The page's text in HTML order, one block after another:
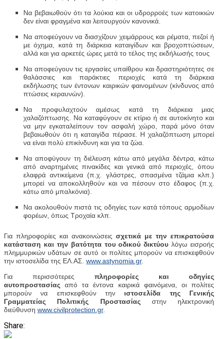
Να βεβαιωθούν ότι τα λούκια και οι υδρορροές των κατοικιών
δεν είναι φραγμένα και λειτουργούν κανονικά.
Να αποφεύγουν να διασχίζουν χειμάρρους και ρέματα, πεζοί ή
με όχημα, κατά τη διάρκεια καταιγίδων και βροχοπτώσεων,
αλλά και για αρκετές ώρες μετά το τέλος της εκδήλωσής τους
Να αποφεύγουν τις εργασίες υπαίθρου και δραστηριότητες σε
θαλάσσιες και παράκτιες περιοχές κατά τη διάρκεια
εκδήλωσης των έντονων καιρικών φαινομένων (κίνδυνος από
πτώσεις κεραυνών).
Να προφυλαχτούν αμέσως κατά τη διάρκεια μιας
χαλαζόπτωσης. Να καταφύγουν σε κτίριο ή σε αυτοκίνητο και
να μην εγκαταλείπουν τον ασφαλή χώρο, παρά μόνο όταν
βεβαιωθούν ότι η καταιγίδα πέρασε. Η χαλαζόπτωση μπορεί
να είναι πολύ επικίνδυνη και για τα ζώα.
Να αποφύγουν τη διέλευση κάτω από μεγάλα δέντρα, κάτω
από αναρτημένες πινακίδες και γενικά από περιοχές, όπου
ελαφρά αντικείμενα (π.χ. γλάστρες, σπασμένα τζάμια κλπ.)
μπορεί να αποκολληθούν και να πέσουν στο έδαφος (π.χ.
κάτω από μπαλκόνια).
Να ακολουθούν πιστά τις οδηγίες των κατά τόπους αρμοδίων
φορέων, όπως Τροχαία κλπ.
Για πληροφορίες και ανακοινώσεις σχετικά με την επικρατούσα
κατάσταση και την βατότητα του οδικού δικτύου λόγω εισροής
πλημμυρικών υδάτων σε αυτό οι πολίτες μπορούν να επισκεφθούν
την ιστοσελίδα της ΕΛ.ΑΣ. www.astynomia.gr.
Για περισσότερες πληροφορίες και οδηγίες
αυτοπροστασίας από τα έντονα καιρικά φαινόμενα, οι πολίτες
μπορούν να επισκεφθούν την ιστοσελίδα της Γενικής
Γραμματείας Πολιτικής Προστασίας στην ηλεκτρονική
διεύθυνση www.civilprotection.gr.
Share: